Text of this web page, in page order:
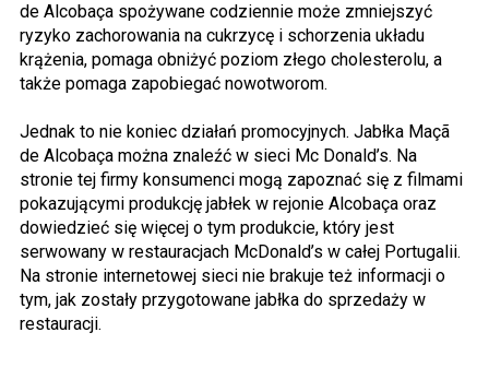
de Alcobaça spożywane codziennie może zmniejszyć
ryzyko zachorowania na cukrzycę i schorzenia układu
krążenia, pomaga obniżyć poziom złego cholesterolu, a
także pomaga zapobiegać nowotworom.
Jednak to nie koniec działań promocyjnych. Jabłka Maçã
de Alcobaça można znaleźć w sieci Mc Donald’s. Na
stronie tej firmy konsumenci mogą zapoznać się z filmami
pokazującymi produkcję jabłek w rejonie Alcobaça oraz
dowiedzieć się więcej o tym produkcie, który jest
serwowany w restauracjach McDonald’s w całej Portugalii.
Na stronie internetowej sieci nie brakuje też informacji o
tym, jak zostały przygotowane jabłka do sprzedaży w
restauracji.